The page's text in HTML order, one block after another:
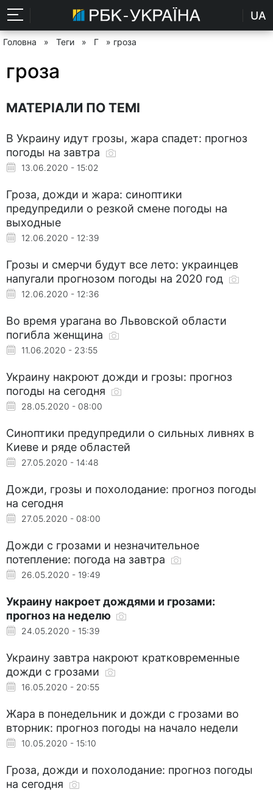
UA
Головна » Теги » Г » гроза
гроза
МАТЕРІАЛИ ПО ТЕМІ
В Украину идут грозы, жара спадет: прогноз
погоды на завтра
13.06.2020 - 15:02
Гроза, дожди и жара: синоптики
предупредили о резкой смене погоды на
выходные
12.06.2020 - 12:39
Грозы и смерчи будут все лето: украинцев
напугали прогнозом погоды на 2020 год
12.06.2020 - 12:36
Во время урагана во Львовской области
погибла женщина
11.06.2020 - 23:55
Украину накроют дожди и грозы: прогноз
погоды на сегодня
28.05.2020 - 08:00
Синоптики предупредили о сильных ливнях в
Киеве и ряде областей
27.05.2020 - 14:48
Дожди, грозы и похолодание: прогноз погоды
на сегодня
27.05.2020 - 08:00
Дожди с грозами и незначительное
потепление: погода на завтра
26.05.2020 - 19:49
Украину накроет дождями и грозами:
прогноз на неделю
24.05.2020 - 15:39
Украину завтра накроют кратковременные
дожди с грозами
16.05.2020 - 20:55
Жара в понедельник и дожди с грозами во
вторник: прогноз погоды на начало недели
10.05.2020 - 15:10
Гроза, дожди и похолодание: прогноз погоды
на сегодня